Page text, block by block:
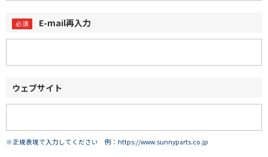
E-mail再入力
ウェブサイト
※正規表現で入力してください 例：https://www.sunnyparts.co.jp